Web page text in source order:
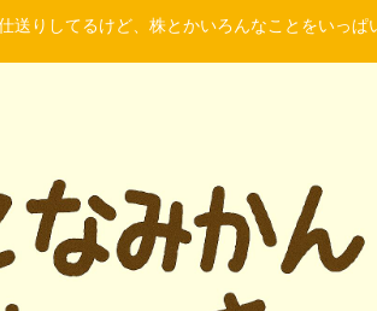
送りしてるけど、株とかいろんなことをいっ